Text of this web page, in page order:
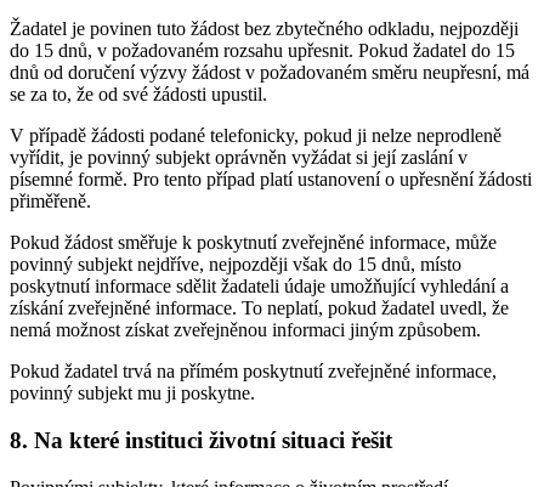
Žadatel je povinen tuto žádost bez zbytečného odkladu, nejpozději
do 15 dnů, v požadovaném rozsahu upřesnit. Pokud žadatel do 15
dnů od doručení výzvy žádost v požadovaném směru neupřesní, má
se za to, že od své žádosti upustil.
V případě žádosti podané telefonicky, pokud ji nelze neprodleně
vyřídit, je povinný subjekt oprávněn vyžádat si její zaslání v
písemné formě. Pro tento případ platí ustanovení o upřesnění žádosti
přiměřeně.
Pokud žádost směřuje k poskytnutí zveřejněné informace, může
povinný subjekt nejdříve, nejpozději však do 15 dnů, místo
poskytnutí informace sdělit žadateli údaje umožňující vyhledání a
získání zveřejněné informace. To neplatí, pokud žadatel uvedl, že
nemá možnost získat zveřejněnou informaci jiným způsobem.
Pokud žadatel trvá na přímém poskytnutí zveřejněné informace,
povinný subjekt mu ji poskytne.
8. Na které instituci životní situaci řešit